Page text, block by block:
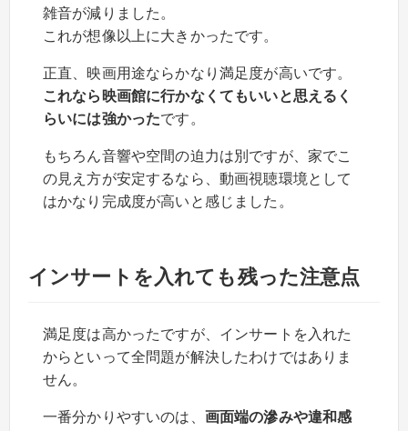
雑音が減りました。
これが想像以上に大きかったです。
正直、映画用途ならかなり満足度が高いです。
これなら映画館に行かなくてもいいと思えるく
らいには強かったです。
もちろん音響や空間の迫力は別ですが、家でこ
の見え方が安定するなら、動画視聴環境として
はかなり完成度が高いと感じました。
インサートを入れても残った注意点
満足度は高かったですが、インサートを入れた
からといって全問題が解決したわけではありま
せん。
一番分かりやすいのは、 画面端の滲みや違和感